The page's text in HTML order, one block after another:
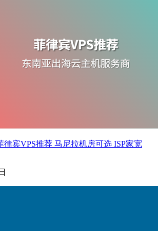
律宾VPS推荐 马尼拉机房可选 ISP家宽